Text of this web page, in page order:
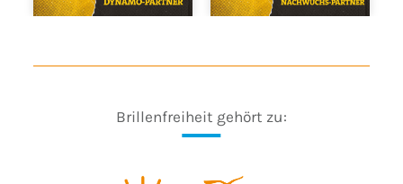
Brillenfreiheit gehört zu: